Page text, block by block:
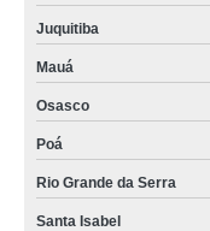
Juquitiba
Mauá
Osasco
Poá
Rio Grande da Serra
Santa Isabel